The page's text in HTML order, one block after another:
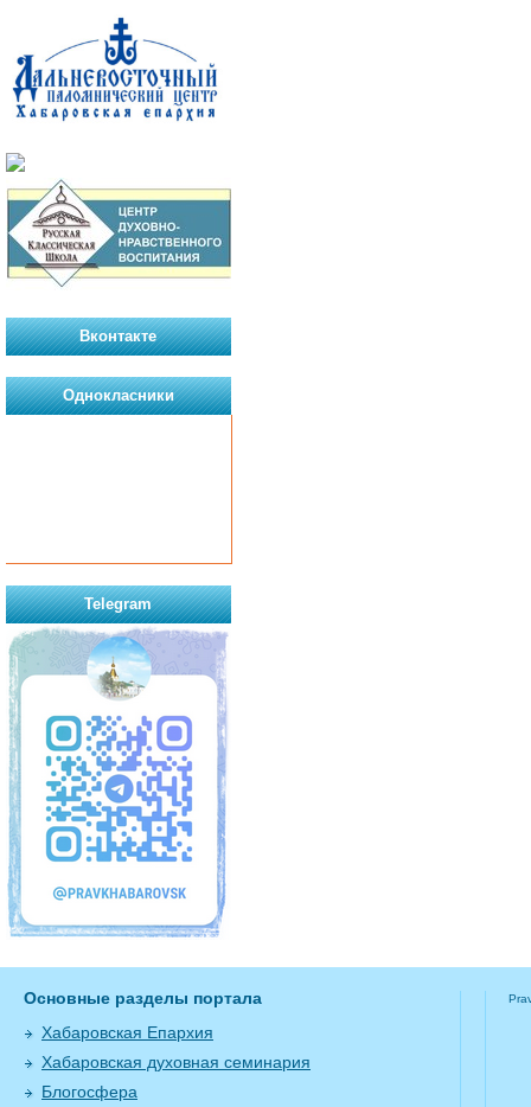
Вконтакте
Однокласники
Telegram
Основные разделы портала
Хабаровская Епархия
Хабаровская духовная семинария
Блогосфера